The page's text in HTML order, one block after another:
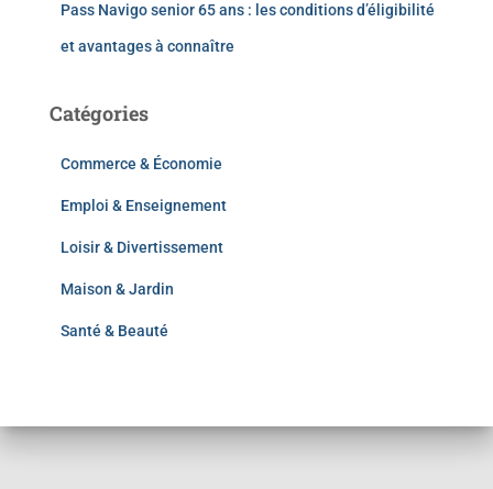
Pass Navigo senior 65 ans : les conditions d’éligibilité
et avantages à connaître
Catégories
Commerce & Économie
Emploi & Enseignement
Loisir & Divertissement
Maison & Jardin
Santé & Beauté